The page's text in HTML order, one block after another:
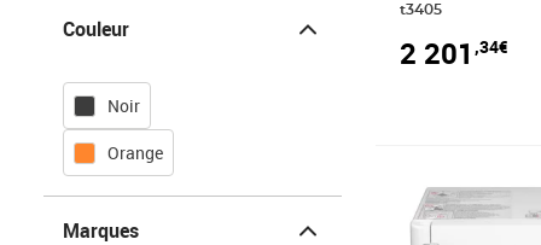
Couleur
Noir
Orange
Marques
t3405
2 201 ,34€